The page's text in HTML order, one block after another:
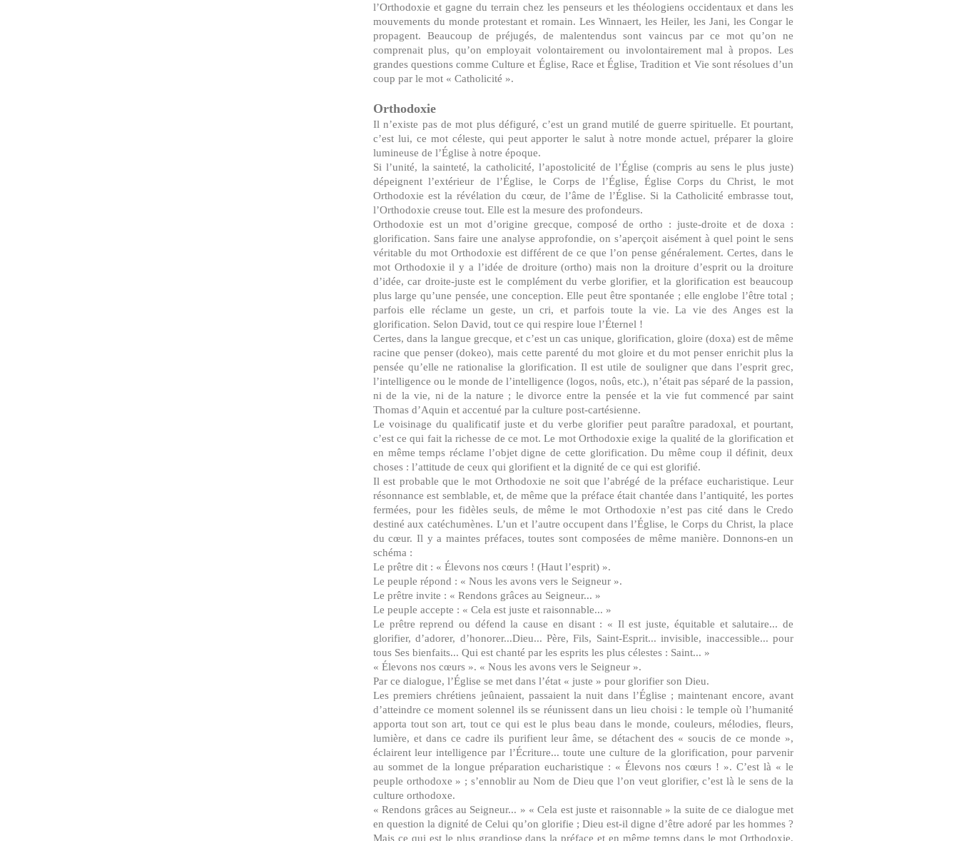
l’Orthodoxie et gagne du terrain chez les penseurs et les théologiens occidentaux et dans les
mouvements du monde protestant et romain. Les Winnaert, les Heiler, les Jani, les Congar le
propagent. Beaucoup de préjugés, de malentendus sont vaincus par ce mot qu’on ne
comprenait plus, qu’on employait volontairement ou involontairement mal à propos. Les
grandes questions comme Culture et Église, Race et Église, Tradition et Vie sont résolues d’un
coup par le mot « Catholicité ».
Orthodoxie
Il n’existe pas de mot plus défiguré, c’est un grand mutilé de guerre spirituelle. Et pourtant,
c’est lui, ce mot céleste, qui peut apporter le salut à notre monde actuel, préparer la gloire
lumineuse de l’Église à notre époque.
Si l’unité, la sainteté, la catholicité, l’apostolicité de l’Église (compris au sens le plus juste)
dépeignent l’extérieur de l’Église, le Corps de l’Église, Église Corps du Christ, le mot
Orthodoxie est la révélation du cœur, de l’âme de l’Église. Si la Catholicité embrasse tout,
l’Orthodoxie creuse tout. Elle est la mesure des profondeurs.
Orthodoxie est un mot d’origine grecque, composé de ortho : juste-droite et de doxa :
glorification. Sans faire une analyse approfondie, on s’aperçoit aisément à quel point le sens
véritable du mot Orthodoxie est différent de ce que l’on pense généralement. Certes, dans le
mot Orthodoxie il y a l’idée de droiture (ortho) mais non la droiture d’esprit ou la droiture
d’idée, car droite-juste est le complément du verbe glorifier, et la glorification est beaucoup
plus large qu’une pensée, une conception. Elle peut être spontanée ; elle englobe l’être total ;
parfois elle réclame un geste, un cri, et parfois toute la vie. La vie des Anges est la
glorification. Selon David, tout ce qui respire loue l’Éternel !
Certes, dans la langue grecque, et c’est un cas unique, glorification, gloire (doxa) est de même
racine que penser (dokeo), mais cette parenté du mot gloire et du mot penser enrichit plus la
pensée qu’elle ne rationalise la glorification. Il est utile de souligner que dans l’esprit grec,
l’intelligence ou le monde de l’intelligence (logos, noûs, etc.), n’était pas séparé de la passion,
ni de la vie, ni de la nature ; le divorce entre la pensée et la vie fut commencé par saint
Thomas d’Aquin et accentué par la culture post-cartésienne.
Le voisinage du qualificatif juste et du verbe glorifier peut paraître paradoxal, et pourtant,
c’est ce qui fait la richesse de ce mot. Le mot Orthodoxie exige la qualité de la glorification et
en même temps réclame l’objet digne de cette glorification. Du même coup il définit, deux
choses : l’attitude de ceux qui glorifient et la dignité de ce qui est glorifié.
Il est probable que le mot Orthodoxie ne soit que l’abrégé de la préface eucharistique. Leur
résonnance est semblable, et, de même que la préface était chantée dans l’antiquité, les portes
fermées, pour les fidèles seuls, de même le mot Orthodoxie n’est pas cité dans le Credo
destiné aux catéchumènes. L’un et l’autre occupent dans l’Église, le Corps du Christ, la place
du cœur. Il y a maintes préfaces, toutes sont composées de même manière. Donnons-en un
schéma :
Le prêtre dit : « Élevons nos cœurs ! (Haut l’esprit) ».
Le peuple répond : « Nous les avons vers le Seigneur ».
Le prêtre invite : « Rendons grâces au Seigneur... »
Le peuple accepte : « Cela est juste et raisonnable... »
Le prêtre reprend ou défend la cause en disant : « Il est juste, équitable et salutaire... de
glorifier, d’adorer, d’honorer...Dieu... Père, Fils, Saint-Esprit... invisible, inaccessible... pour
tous Ses bienfaits... Qui est chanté par les esprits les plus célestes : Saint... »
« Élevons nos cœurs ». « Nous les avons vers le Seigneur ».
Par ce dialogue, l’Église se met dans l’état « juste » pour glorifier son Dieu.
Les premiers chrétiens jeûnaient, passaient la nuit dans l’Église ; maintenant encore, avant
d’atteindre ce moment solennel ils se réunissent dans un lieu choisi : le temple où l’humanité
apporta tout son art, tout ce qui est le plus beau dans le monde, couleurs, mélodies, fleurs,
lumière, et dans ce cadre ils purifient leur âme, se détachent des « soucis de ce monde »,
éclairent leur intelligence par l’Écriture... toute une culture de la glorification, pour parvenir
au sommet de la longue préparation eucharistique : « Élevons nos cœurs ! ». C’est là « le
peuple orthodoxe » ; s’ennoblir au Nom de Dieu que l’on veut glorifier, c’est là le sens de la
culture orthodoxe.
« Rendons grâces au Seigneur... » « Cela est juste et raisonnable » la suite de ce dialogue met
en question la dignité de Celui qu’on glorifie ; Dieu est-il digne d’être adoré par les hommes ?
Mais ce qui est le plus grandiose dans la préface et en même temps dans le mot Orthodoxie,